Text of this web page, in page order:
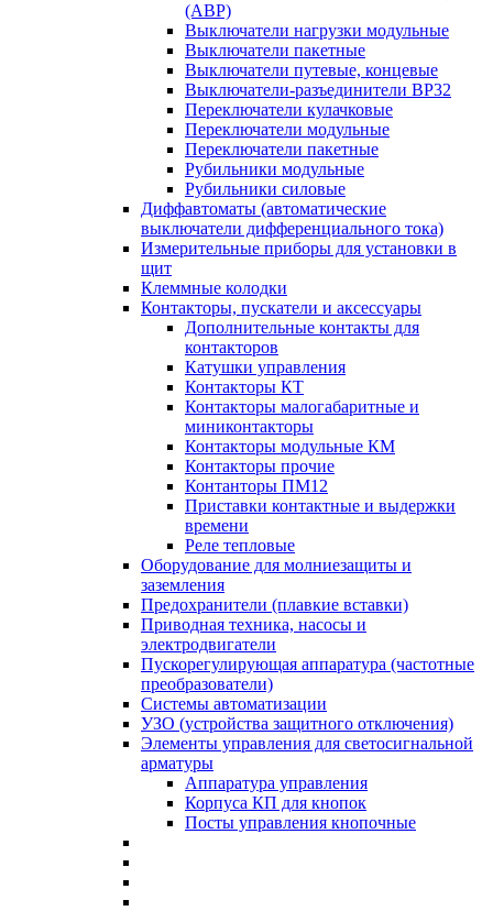
(АВР)
Выключатели нагрузки модульные
Выключатели пакетные
Выключатели путевые, концевые
Выключатели-разъединители ВР32
Переключатели кулачковые
Переключатели модульные
Переключатели пакетные
Рубильники модульные
Рубильники силовые
Диффавтоматы (автоматические
выключатели дифференциального тока)
Измерительные приборы для установки в
щит
Клеммные колодки
Контакторы, пускатели и аксессуары
Дополнительные контакты для
контакторов
Катушки управления
Контакторы КТ
Контакторы малогабаритные и
миниконтакторы
Контакторы модульные КМ
Контакторы прочие
Контанторы ПМ12
Приставки контактные и выдержки
времени
Реле тепловые
Оборудование для молниезащиты и
заземления
Предохранители (плавкие вставки)
Приводная техника, насосы и
электродвигатели
Пускорегулирующая аппаратура (частотные
преобразователи)
Системы автоматизации
УЗО (устройства защитного отключения)
Элементы управления для светосигнальной
арматуры
Аппаратура управления
Корпуса КП для кнопок
Посты управления кнопочные